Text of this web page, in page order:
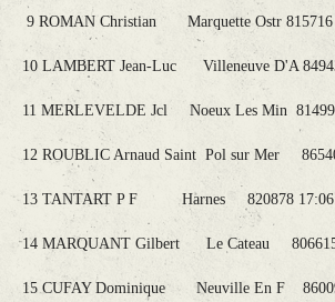
9 ROMAN Christian Marquette Ostr 815716
10 LAMBERT Jean-Luc Villeneuve D'A
11 MERLEVELDE Jcl Noeux Les Min
12 ROUBLIC Arnaud Saint Pol sur Mer
13 TANTART P F Harnes 820878
14 MARQUANT Gilbert Le Cateau 806615
15 CUFAY Dominique Neuville En F